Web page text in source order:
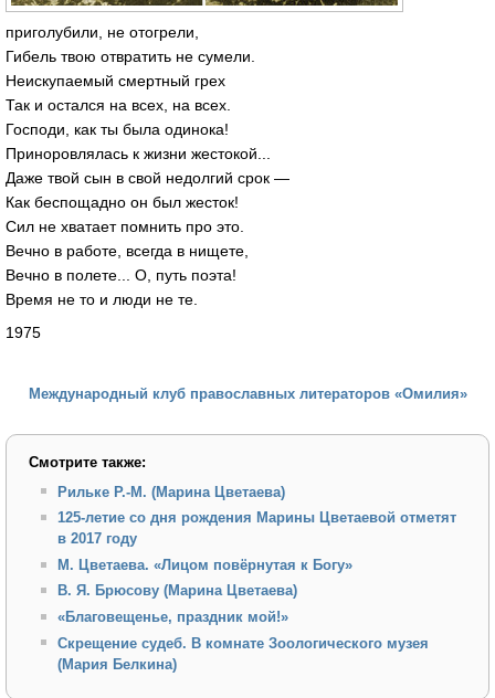
приголубили, не отогрели,
Гибель твою отвратить не сумели.
Неискупаемый смертный грех
Так и остался на всех, на всех.
Господи, как ты была одинока!
Приноровлялась к жизни жестокой...
Даже твой сын в свой недолгий срок —
Как беспощадно он был жесток!
Сил не хватает помнить про это.
Вечно в работе, всегда в нищете,
Вечно в полете... О, путь поэта!
Время не то и люди не те.
1975
Международный клуб православных литераторов «Омилия»
Смотрите также:
Рильке Р.-М. (Марина Цветаева)
125-летие со дня рождения Марины Цветаевой отметят
в 2017 году
М. Цветаева. «Лицом повёрнутая к Богу»
В. Я. Брюсову (Марина Цветаева)
«Благовещенье, праздник мой!»
Скрещение судеб. В комнате Зоологического музея
(Мария Белкина)